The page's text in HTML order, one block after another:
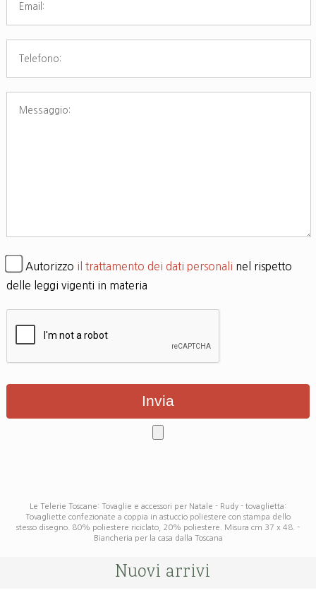
Autorizzo il trattamento dei dati personali nel rispetto
delle leggi vigenti in materia
Le Telerie Toscane: Tovaglie e accessori per Natale - Rudy - tovaglietta:
Tovagliette confezionate a coppia in astuccio poliestere con stampa dello
stesso disegno. 80% poliestere riciclato, 20% poliestere. Misura cm 37 x 48. -
Biancheria per la casa dalla Toscana
Nuovi arrivi